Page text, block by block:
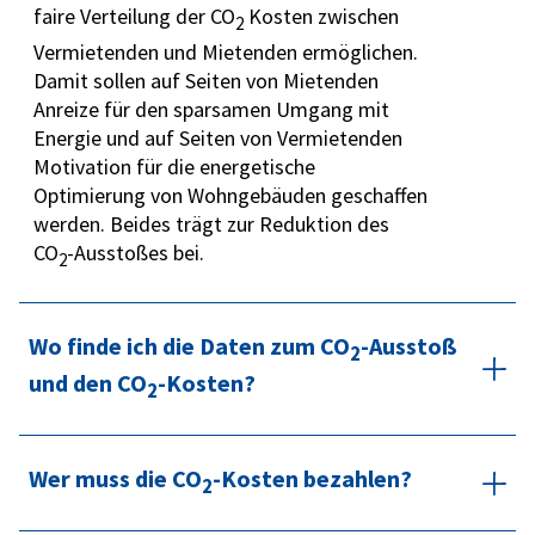
faire Verteilung der CO2 Kosten zwischen
Vermietenden und Mietenden ermöglichen.
Damit sollen auf Seiten von Mietenden
Anreize für den sparsamen Umgang mit
Energie und auf Seiten von Vermietenden
Motivation für die energetische
Optimierung von Wohngebäuden geschaffen
werden. Beides trägt zur Reduktion des
CO2-Ausstoßes bei.
Wo finde ich die Daten zum CO2-Ausstoß
und den CO2-Kosten?
CO2-Kosten entnehmen Sie bitte aus
Wer muss die CO2-Kosten bezahlen?